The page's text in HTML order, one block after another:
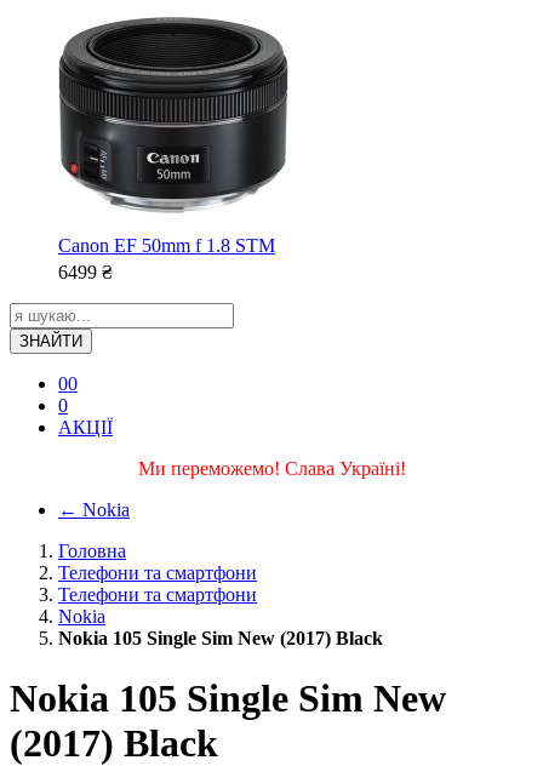
Canon EF 50mm f 1.8 STM
6499 ₴
ЗНАЙТИ
00
0
АКЦІЇ
Ми переможемо! Слава Україні!
← Nokia
Головна
Телефони та смартфони
Телефони та смартфони
Nokia
Nokia 105 Single Sim New (2017) Black
Nokia 105 Single Sim New
(2017) Black